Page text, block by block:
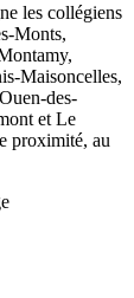
les collégiens
Monts,
Maisoncelles,
des-
et Le
proximité, au